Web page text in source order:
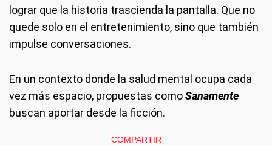
lograr que la historia trascienda la pantalla. Que no
quede solo en el entretenimiento, sino que también
impulse conversaciones.
En un contexto donde la salud mental ocupa cada
vez más espacio, propuestas comoSanamente
buscan aportar desde la ficción.
COMPARTIR